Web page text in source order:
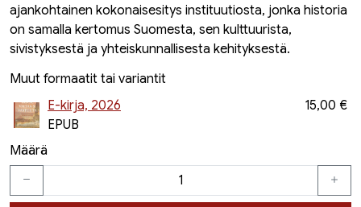
ajankohtainen kokonaisesitys instituutiosta, jonka historia
on samalla kertomus Suomesta, sen kulttuurista,
sivistyksestä ja yhteiskunnallisesta kehityksestä.
Muut formaatit tai variantit
E-kirja, 2026
EPUB
15,00 €
Määrä